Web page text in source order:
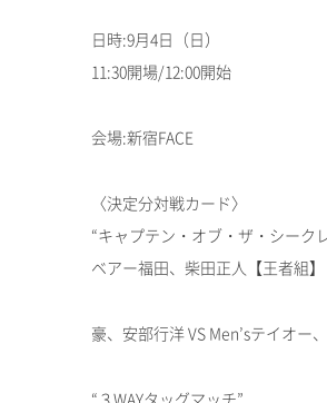
日時:9月4日（日）
11:30開場/12:00開始
会場:新宿FACE
〈決定分対戦カード〉
“キャプテン・オブ・ザ・シーク
ベアー福田、柴田正人【王者組
豪、安部行洋 VS Men’sテイオー
“３WAYタッグマッチ”